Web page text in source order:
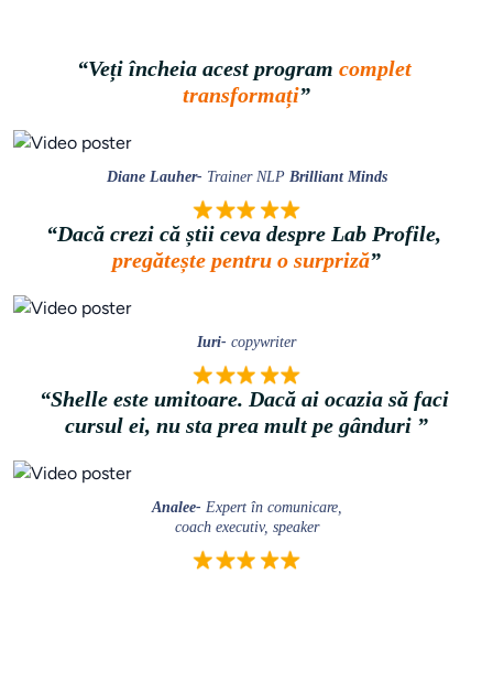
“Veți încheia acest program complet
transformați”
Diane Lauher- Trainer NLP Brilliant Minds
“Dacă crezi că știi ceva despre Lab Profile,
pregătește pentru o surpriză”
Iuri- copywriter
“Shelle este umitoare. Dacă ai ocazia să faci
cursul ei, nu sta prea mult pe gânduri ”
Analee- Expert în comunicare,
coach executiv, speaker